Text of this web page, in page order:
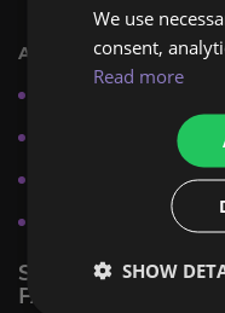
Beute, Gold,
Add-On-Optionen:
Sehen Sie sich Live
Zusätzliche Gold-
SO FÜHREN WIR
FARM SERVICE
We use
consent,
Read more
SHOW